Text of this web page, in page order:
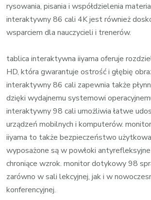
rysowania, pisania i współdzielenia
interaktywny 86 cali 4K jest również
wsparciem dla nauczycieli i trenerów.
tablica interaktywna iiyama oferuje
HD, która gwarantuje ostrość i głębię
interaktywny 86 cali zapewnia także
dzięki wydajnemu systemowi
interaktywny 98 cali umożliwia łatwe
urządzeń mobilnych i komputerów.
iiyama to także bezpieczeństwo
wyposażone są w powłoki
chroniące wzrok. monitor dotykowy 98
zarówno w sali lekcyjnej, jak i w
konferencyjnej.